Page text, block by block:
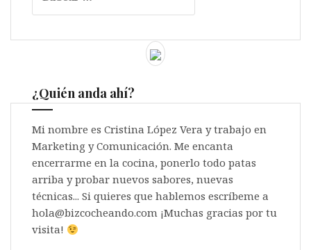
¿Quién anda ahí?
Mi nombre es Cristina López Vera y trabajo en
Marketing y Comunicación. Me encanta
encerrarme en la cocina, ponerlo todo patas
arriba y probar nuevos sabores, nuevas
técnicas... Si quieres que hablemos escríbeme a
hola@bizcocheando.com ¡Muchas gracias por tu
visita!